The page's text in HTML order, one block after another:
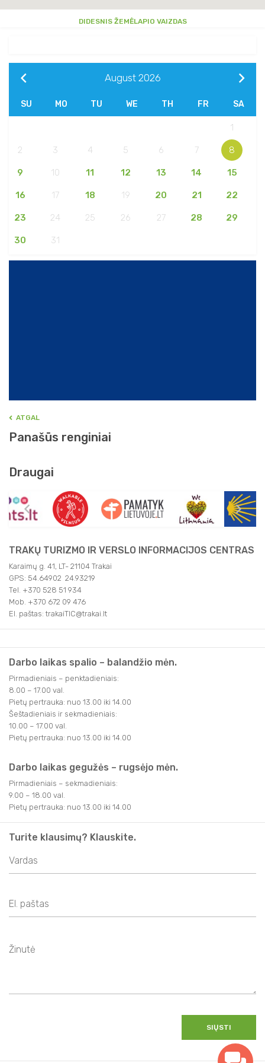
DIDESNIS ŽEMĖLAPIO VAIZDAS
August 2026
SU MO TU WE TH FR SA
1
2 3 4 5 6 7 8
9 10 11 12 13 14 15
16 17 18 19 20 21 22
23 24 25 26 27 28 29
30 31
ATGAL
Panašūs renginiai
Draugai
TRAKŲ TURIZMO IR VERSLO INFORMACIJOS CENTRAS
Karaimų g. 41, LT- 21104 Trakai
GPS: 54.64902 24.93219
Tel. +370 528 51 934
Mob. +370 672 09 476
El. paštas: trakaiTIC@trakai.lt
Darbo laikas spalio – balandžio mėn.
Pirmadieniais – penktadieniais:
8.00 – 17.00 val.
Pietų pertrauka: nuo 13.00 iki 14.00
Šeštadieniais ir sekmadieniais:
10.00 – 17.00 val.
Pietų pertrauka: nuo 13.00 iki 14.00
Darbo laikas gegužės – rugsėjo mėn.
Pirmadieniais – sekmadieniais:
9.00 – 18.00 val.
Pietų pertrauka: nuo 13.00 iki 14.00
Turite klausimų? Klauskite.